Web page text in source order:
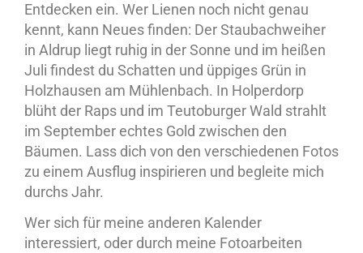
Entdecken ein. Wer Lienen noch nicht genau
kennt, kann Neues finden: Der Staubachweiher
in Aldrup liegt ruhig in der Sonne und im heißen
Juli findest du Schatten und üppiges Grün in
Holzhausen am Mühlenbach. In Holperdorp
blüht der Raps und im Teutoburger Wald strahlt
im September echtes Gold zwischen den
Bäumen. Lass dich von den verschiedenen Fotos
zu einem Ausflug inspirieren und begleite mich
durchs Jahr.
Wer sich für meine anderen Kalender
interessiert, oder durch meine Fotoarbeiten